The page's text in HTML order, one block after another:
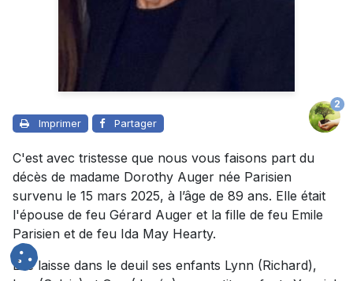
Imprimer Partager
2
C'est avec tristesse que nous vous faisons part du
décès de madame Dorothy Auger née Parisien
survenu le 15 mars 2025, à l’âge de 89 ans. Elle était
l'épouse de feu Gérard Auger et la fille de feu Emile
Parisien et de feu Ida May Hearty.
Elle laisse dans le deuil ses enfants Lynn (Richard),